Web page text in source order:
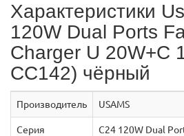
Характеристики
120W Dual Ports
Charger U 20W+C
CC142) чёрный
Производитель USAMS
Серия C24 120W Dual